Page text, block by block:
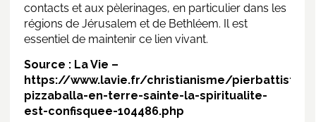
contacts et aux pèlerinages, en particulier dans les
régions de Jérusalem et de Bethléem. Il est
essentiel de maintenir ce lien vivant.
Source : La Vie –
https://www.lavie.fr/christianisme/pierbattista-
pizzaballa-en-terre-sainte-la-spiritualite-
est-confisquee-104486.php